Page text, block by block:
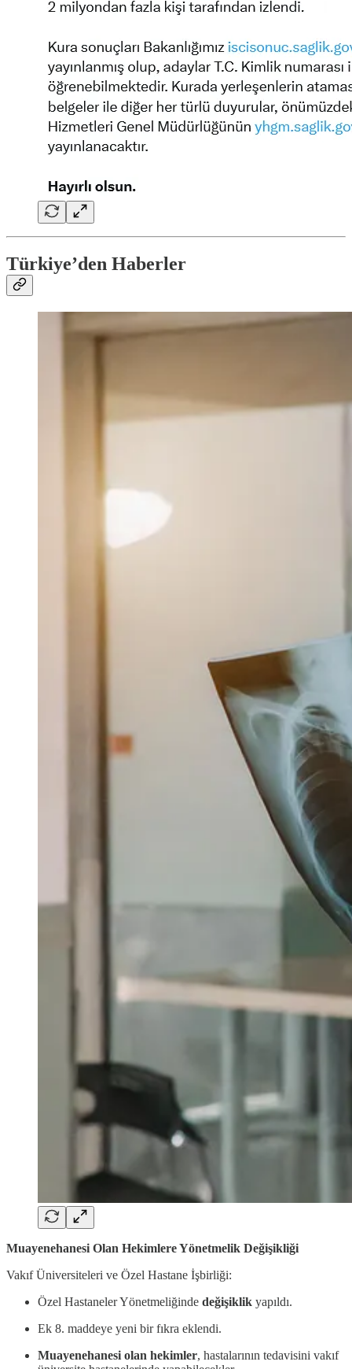
Türkiye’den Haberler
Muayenehanesi Olan Hekimlere Yönetmelik Değişikliği
Vakıf Üniversiteleri ve Özel Hastane İşbirliği:
Özel Hastaneler Yönetmeliğinde değişiklik yapıldı.
Ek 8. maddeye yeni bir fıkra eklendi.
Muayenehanesi olan hekimler, hastalarının tedavisini vakıf